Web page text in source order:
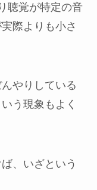
聴覚が特定の音
際よりも小さ
やりしている
う現象もよく
、いざという